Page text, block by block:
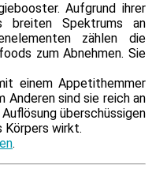
Aufgrund ih­rer
brei­ten Spektrums an
zäh­len die
zum Abnehmen. Sie
ei­nem Appetithemmer
Anderen sind sie reich an
über­schüs­si­gen
wirkt.
.